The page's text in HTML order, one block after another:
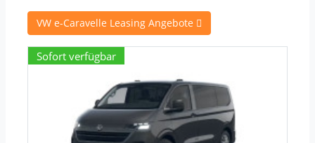
VW e-Caravelle Leasing Angebote
Sofort verfügbar